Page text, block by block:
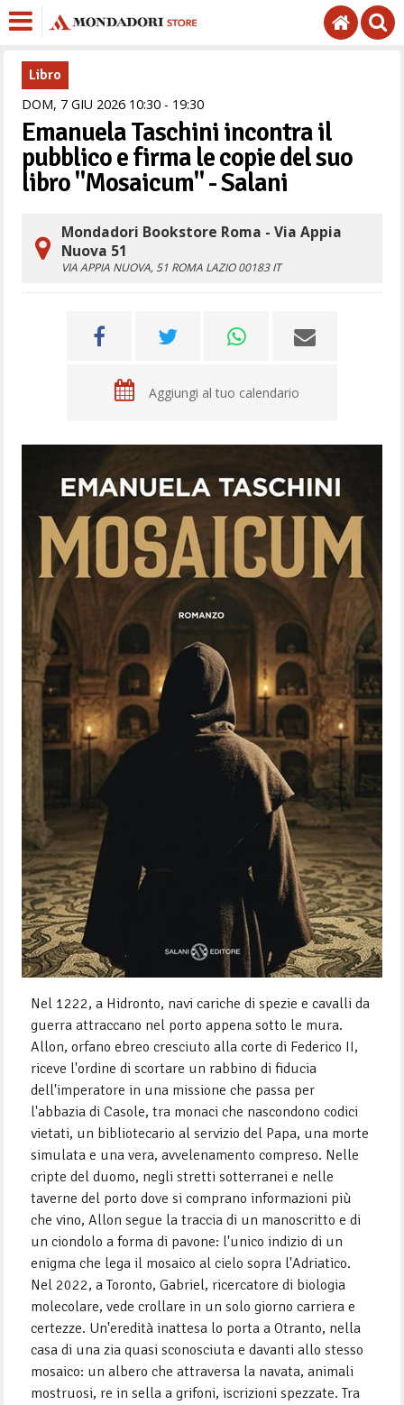
Libro
DOM, 7 GIU 2026 1030 - 1930
Emanuela Taschini incontra il
pubblico e firma le copie del suo
libro "Mosaicum" - Salani
Mondadori Bookstore Roma - Via Appia
Nuova 51
VIA APPIA NUOVA, 51 ROMA LAZIO 00183 IT
Aggiungi al tuo calendario
Nel 1222, a Hidronto, navi cariche di spezie e cavalli da
guerra attraccano nel porto appena sotto le mura.
Allon, orfano ebreo cresciuto alla corte di Federico II,
riceve l'ordine di scortare un rabbino di fiducia
dell'imperatore in una missione che passa per
l'abbazia di Casole, tra monaci che nascondono codici
vietati, un bibliotecario al servizio del Papa, una morte
simulata e una vera, avvelenamento compreso. Nelle
cripte del duomo, negli stretti sotterranei e nelle
taverne del porto dove si comprano informazioni più
che vino, Allon segue la traccia di un manoscritto e di
un ciondolo a forma di pavone: l'unico indizio di un
enigma che lega il mosaico al cielo sopra l'Adriatico.
Nel 2022, a Toronto, Gabriel, ricercatore di biologia
molecolare, vede crollare in un solo giorno carriera e
certezze. Un'eredità inattesa lo porta a Otranto, nella
casa di una zia quasi sconosciuta e davanti allo stesso
mosaico: un albero che attraversa la navata, animali
mostruosi, re in sella a grifoni, iscrizioni spezzate. Tra